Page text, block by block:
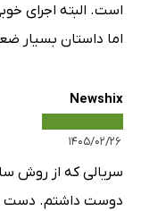
است. البته اجرای
اما داستان بسیار
Newshix
۱۴۰۵/۰۲/۲۶
سریالی که از روش
دوست داشتم. دست